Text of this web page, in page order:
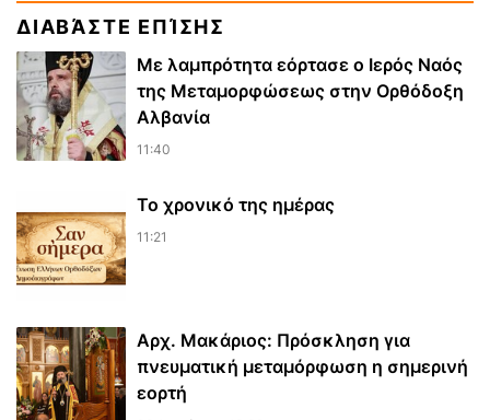
ΔΙΑΒΆΣΤΕ ΕΠΊΣΗΣ
Με λαμπρότητα εόρτασε ο Ιερός Ναός
της Μεταμορφώσεως στην Ορθόδοξη
Αλβανία
11:40
Το χρονικό της ημέρας
11:21
Αρχ. Μακάριος: Πρόσκληση για
πνευματική μεταμόρφωση η σημερινή
εορτή